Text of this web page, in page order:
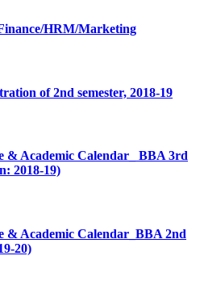
HRM/Marketing
of 2nd semester, 2018-19
& Academic Calendar_ BBA 3rd
2018-19)
& Academic Calendar_BBA 2nd
20)